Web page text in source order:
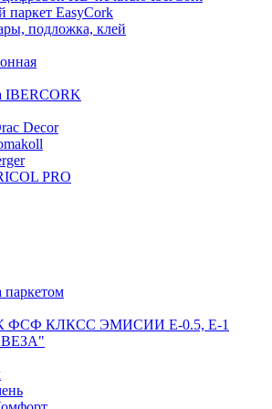
паркет EasyCork
подложка, клей
IBERCORK
Decor
PRO
паркетом
ФК ФСФ КЛКСС ЭМИСИИ Е-0.5, Е-1